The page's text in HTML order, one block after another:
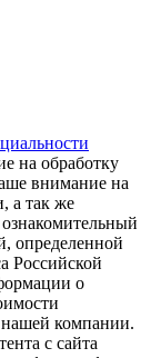
на обработку
внимaние нa
а так же
опрeделенной
Российской
о
нашей компании.
с сайта